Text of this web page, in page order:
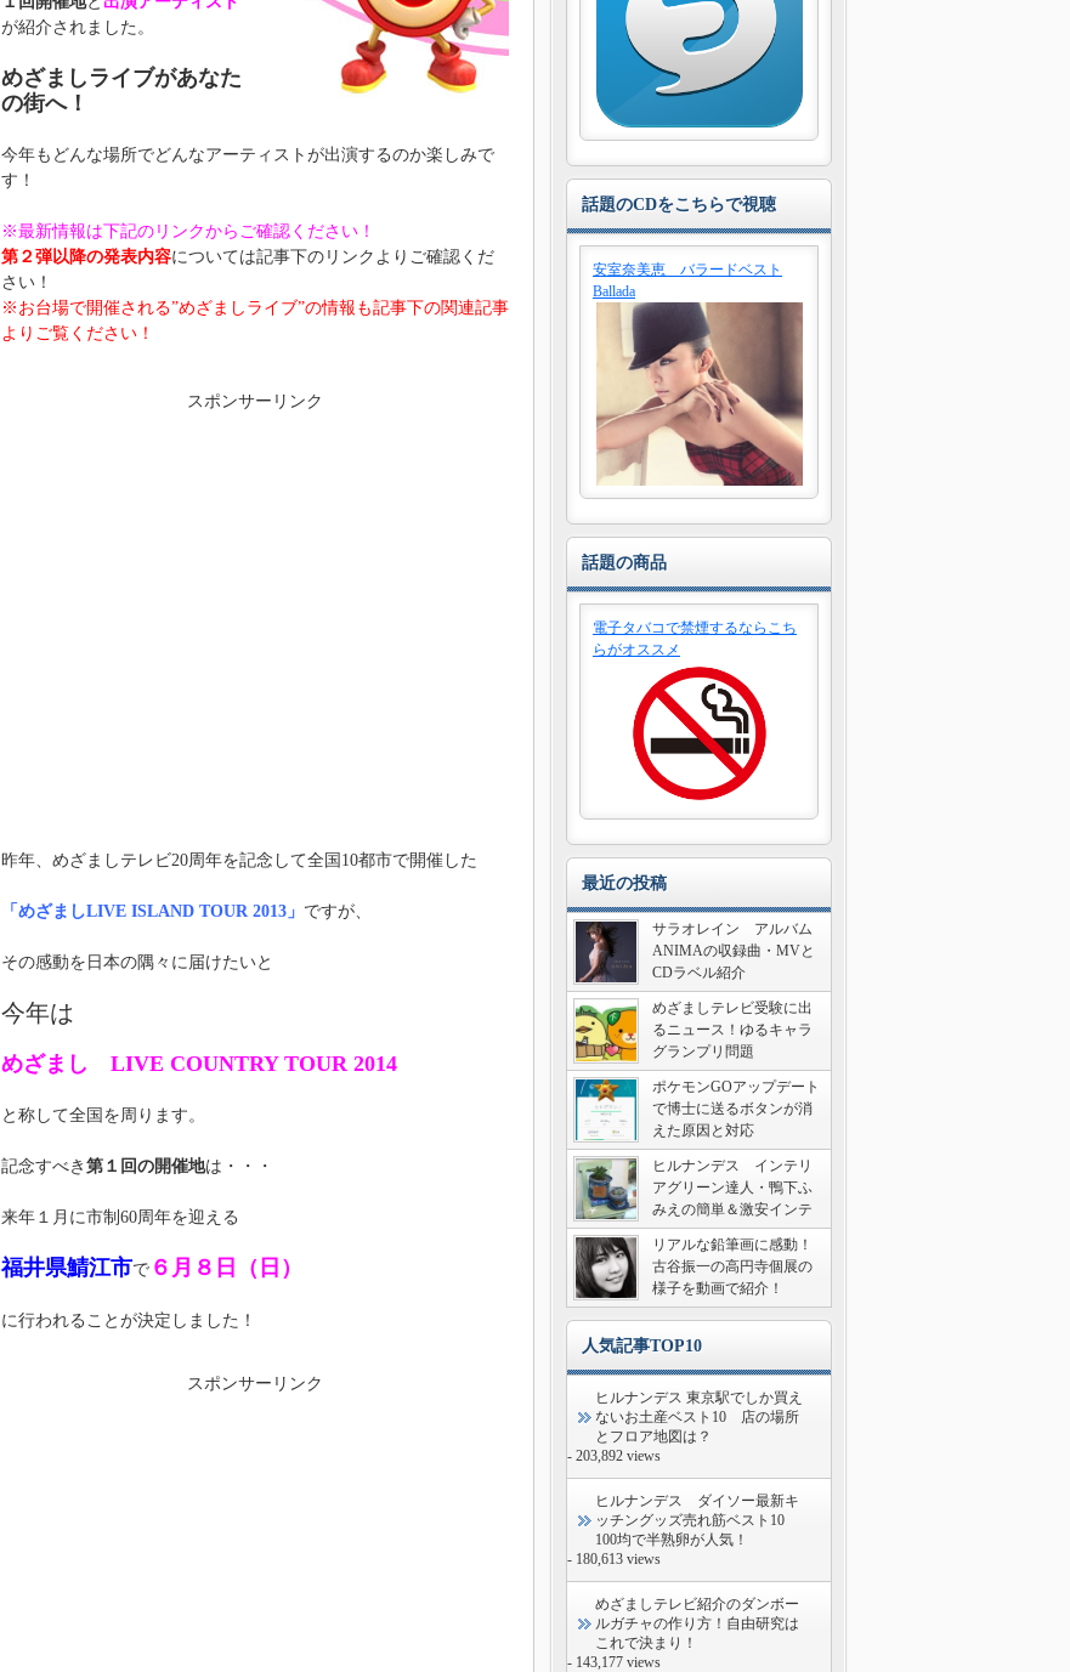
が紹介されました。
めざましライブがあなた
の街へ！
今年もどんな場所でどんなアーティストが出演するのか楽しみで
す！
※最新情報は下記のリンクからご確認ください！
第２弾以降の発表内容については記事下のリンクよりご確認くだ
さい！
※お台場で開催される”めざましライブ”の情報も記事下の関連記事
よりご覧ください！
スポンサーリンク
昨年、めざましテレビ20周年を記念して全国10都市で開催した
「めざましLIVE ISLAND TOUR 2013」 ですが、
その感動を日本の隅々に届けたいと
今年は
めざまし LIVE COUNTRY TOUR 2014
と称して全国を周ります。
記念すべき 第１回の開催地は・・・
来年１月に市制60周年を迎える
福井県鯖江市で ６月８日（日）
に行われることが決定しました！
スポンサーリンク
話題のCDをこちらで視聴
安室奈美恵 バラードベスト
Ballada
話題の商品
電子タバコで禁煙するならこち
らがオススメ
最近の投稿
サラオレイン アルバム
ANIMAの収録曲・MVと
CDラベル紹介
めざましテレビ受験に出
るニュース！ゆるキャラ
グランプリ問題
ポケモンGOアップデート
で博士に送るボタンが消
えた原因と対応
ヒルナンデス インテリ
アグリーン達人・鴨下ふ
みえの簡単＆激安インテ
リア術
リアルな鉛筆画に感動！
古谷振一の高円寺個展の
様子を動画で紹介！
人気記事TOP10
ヒルナンデス 東京駅でしか買え
ないお土産ベスト10 店の場所
とフロア地図は？
- 203,892 views
ヒルナンデス ダイソー最新キ
ッチングッズ売れ筋ベスト10
100均で半熟卵が人気！
- 180,613 views
めざましテレビ紹介のダンボー
ルガチャの作り方！自由研究は
これで決まり！
- 143,177 views